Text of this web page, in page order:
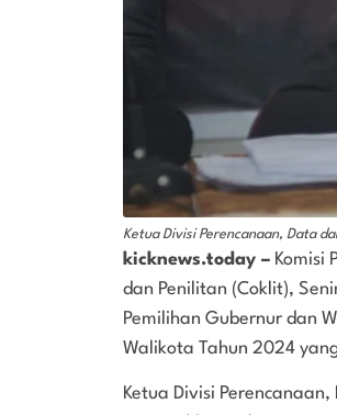
Ketua Divisi Perencanaan, Data
kicknews.today – Komisi
dan Penilitan (Coklit),
Pemilihan Gubernur dan
Walikota Tahun 2024
Ketua Divisi